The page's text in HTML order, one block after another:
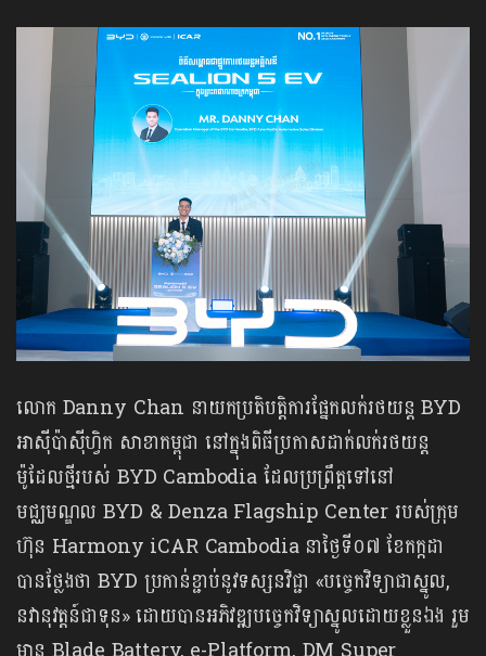
លោក Danny Chan នាយកប្រតិបត្តិការផ្នែកលក់រថយន្ត BYD
អាស៊ីប៉ាស៊ីហ្វិក សាខាកម្ពុជា នៅក្នុងពិធីប្រកាសដាក់លក់រថយន្ត
ម៉ូដែលថ្មីរបស់ BYD Cambodia ដែលប្រព្រឹត្តទៅនៅ
មជ្ឈមណ្ឌល BYD & Denza Flagship Center របស់ក្រុម
ហ៊ុន Harmony iCAR Cambodia នាថ្ងៃទី០៧ ខែកក្កដា
បានថ្លែងថា BYD ប្រកាន់ខ្ជាប់នូវទស្សនវិជ្ជា «បច្ចេកវិទ្យាជាស្នូល,
នវានុវត្តន៍ជាទុន» ដោយបានអភិវឌ្ឍបច្ចេកវិទ្យាស្នូលដោយខ្លួនឯង រួម